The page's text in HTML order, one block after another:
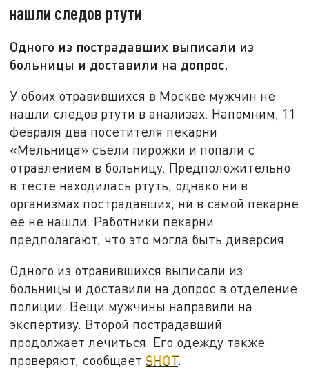
нашли следов ртути
Одного из пострадавших выписали из
больницы и доставили на допрос.
У обоих отравившихся в Москве мужчин не
нашли следов ртути в анализах. Напомним, 11
февраля два посетителя пекарни
«Мельница» съели пирожки и попали с
отравлением в больницу. Предположительно
в тесте находилась ртуть, однако ни в
организмах пострадавших, ни в самой пекарне
её не нашли. Работники пекарни
предполагают, что это могла быть диверсия.
Одного из отравившихся выписали из
больницы и доставили на допрос в отделение
полиции. Вещи мужчины направили на
экспертизу. Второй пострадавший
продолжает лечиться. Его одежду также
проверяют, сообщаетSHOT.